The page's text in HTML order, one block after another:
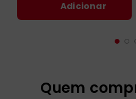
Adicionar
Quem